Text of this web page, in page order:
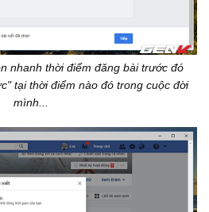
nhanh thời điểm đăng bài trước đó
tại thời điểm nào đó trong cuộc đời
mình...